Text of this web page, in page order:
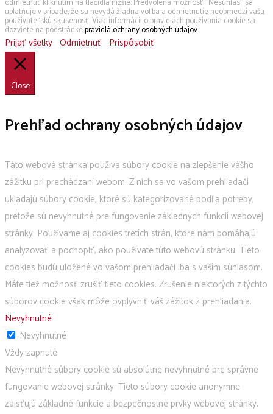
odmietnuť kliknutím na tlačidlá nižšie. Predvolená možnosť "Nesúhlas" sa
uplatňuje v prípade, že sa nevydá žiadna voľba a odmietnutie neobmedzí vašu
používateľskú skúsenosť. Viac informácii o pravidlách používania cookie sa
dozviete na podstránkepravidlá ochrany osobných údajov.
Prijať všetky Odmietnuť Prispôsobiť
Close
Prehľad ochrany osobných údajov
Táto webová stránka používa súbory cookie na zlepšenie vášho
zážitku pri prechádzaní webom. Z nich sa vo vašom prehliadači
ukladajú súbory cookie, ktoré sú kategorizované podľa potreby,
pretože sú nevyhnutné pre fungovanie základných funkcií webovej
stránky. Používame aj cookies tretích strán, ktoré nám pomáhajú
analyzovať a pochopiť, ako používate túto webovú stránku. Tieto
cookies budú uložené vo vašom prehliadači iba s vaším súhlasom.
Máte tiež možnosť zrušiť tieto cookies. Zrušenie niektorých z týchto
súborov cookie však môže ovplyvniť váš zážitok z prehliadania.
Nevyhnutné
Nevyhnutné
Vždy zapnuté
Nevyhnutné súbory cookie sú absolútne nevyhnutné pre správne
fungovanie webovej stránky. Tieto súbory cookie anonymne
zaisťujú základné funkcie a bezpečnostné prvky webovej stránky.